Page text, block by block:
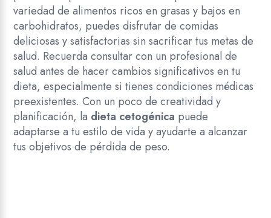
variedad de alimentos ricos en grasas y bajos en
carbohidratos, puedes disfrutar de comidas
deliciosas y satisfactorias sin sacrificar tus metas de
salud. Recuerda consultar con un profesional de
salud antes de hacer cambios significativos en tu
dieta, especialmente si tienes condiciones médicas
preexistentes. Con un poco de creatividad y
planificación, la dieta cetogénica puede
adaptarse a tu estilo de vida y ayudarte a alcanzar
tus objetivos de pérdida de peso.